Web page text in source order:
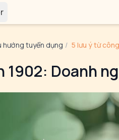
hướng tuyển dụng / 5 lưu ý từ
1902: Doanh